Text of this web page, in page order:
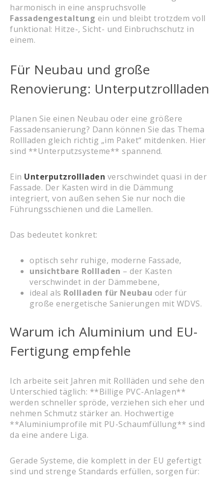
harmonisch in eine anspruchsvolle
Fassadengestaltung ein und bleibt trotzdem voll
funktional: Hitze-, Sicht- und Einbruchschutz in
einem.
Für Neubau und große
Renovierung: Unterputzrollladen
Planen Sie einen Neubau oder eine größere
Fassadensanierung? Dann können Sie das Thema
Rollladen gleich richtig „im Paket“ mitdenken. Hier
sind **Unterputzsysteme** spannend.
Ein Unterputzrollladen verschwindet quasi in der
Fassade. Der Kasten wird in die Dämmung
integriert, von außen sehen Sie nur noch die
Führungsschienen und die Lamellen.
Das bedeutet konkret:
optisch sehr ruhige, moderne Fassade,
unsichtbare Rollladen – der Kasten
verschwindet in der Dämmebene,
ideal als Rollladen für Neubau oder für
große energetische Sanierungen mit WDVS.
Warum ich Aluminium und EU-
Fertigung empfehle
Ich arbeite seit Jahren mit Rollläden und sehe den
Unterschied täglich: **Billige PVC-Anlagen**
werden schneller spröde, verziehen sich eher und
nehmen Schmutz stärker an. Hochwertige
**Aluminiumprofile mit PU-Schaumfüllung** sind
da eine andere Liga.
Gerade Systeme, die komplett in der EU gefertigt
sind und strenge Standards erfüllen, sorgen für: